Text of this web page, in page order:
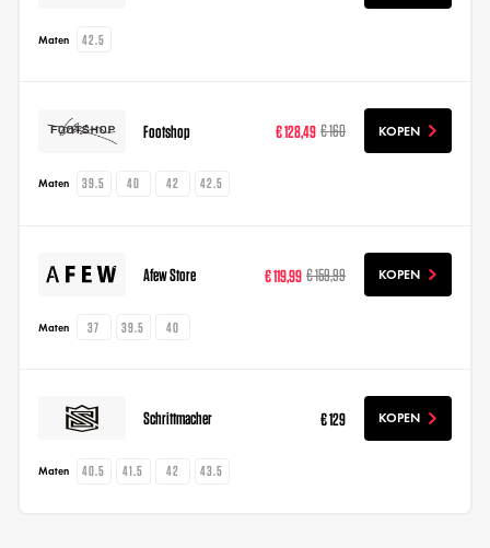
Maten 42.5
Footshop € 128,49 € 160 KOPEN
Maten 39.5 40 42 42.5
Afew Store € 119,99 € 159,99 KOPEN
Maten 37 39.5 40
Schrittmacher € 129 KOPEN
Maten 40.5 41.5 42 43.5